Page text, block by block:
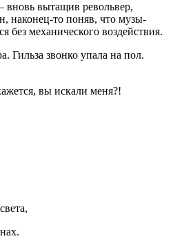
вытащив револьвер,
наконец-то поняв, что музы­
без механического воздей­ствия.
Гильза звонко упала на пол.
вы искали меня?!